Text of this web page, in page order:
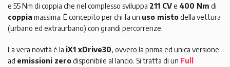
e 55 Nm di coppia che nel complesso sviluppa 211 CVe 400 Nm di
coppia massima. È concepito per chi fa un uso mistodella vettura
(urbano ed extraurbano) con grandi percorrenze.
La vera novità è la iX1 xDrive30, ovvero la prima ed unica versione
ad emissioni zerodisponibile al lancio. Si tratta di un Full